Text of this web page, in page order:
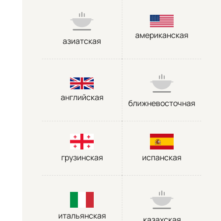
азиатская
американская
английская
ближневосточная
грузинская испанская
итальянская